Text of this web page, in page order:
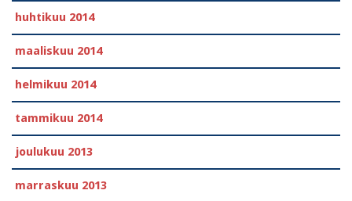
huhtikuu 2014
maaliskuu 2014
helmikuu 2014
tammikuu 2014
joulukuu 2013
marraskuu 2013